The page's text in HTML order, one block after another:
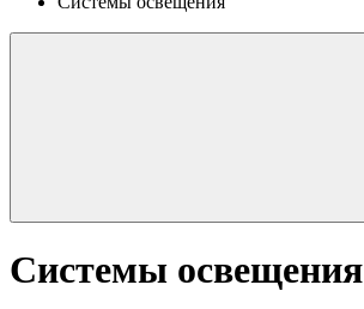
Системы освещения